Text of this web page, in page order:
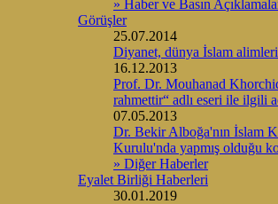
» Haber ve Basın
Görüşler
25.07.2014
Diyanet, dünya İslam
16.12.2013
Prof. Dr. Mouhanad
rahmettir“ adlı eseri ile ilgili
07.05.2013
Dr. Bekir Alboğa'nın İslam
Kurulu'nda yapmış olduğu
» Diğer Haberler
Eyalet Birliği Haberleri
30.01.2019